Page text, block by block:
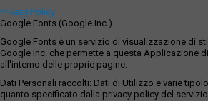
Privacy Policy
Google Fonts (Google Inc.)
Google Fonts è un servizio di visualizzazione di
Google Inc. che permette a questa Applicazione
all'interno delle proprie pagine.
Dati Personali raccolti: Dati di Utilizzo e varie
quanto specificato dalla privacy policy del